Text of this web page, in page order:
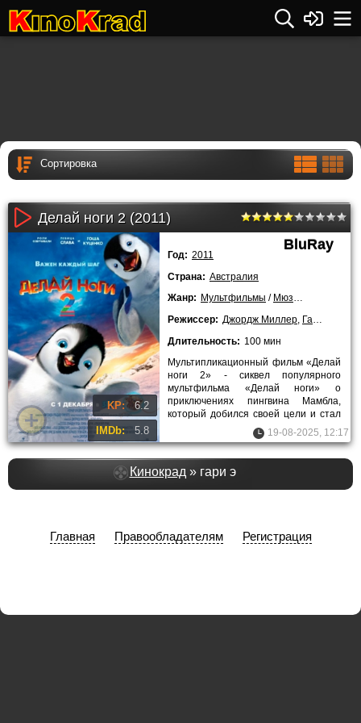
Делай ноги 2 (2011)
KP: 6.2
IMDb: 5.8
BluRay
Год: 2011
Страна: Австралия
Жанр: Мультфильмы / Мюзиклы
Режиссер: Джордж Миллер, Гари Э
Длительность: 100 мин
Мультипликационный фильм «Делай
ноги 2» - сиквел популярного
мультфильма «Делай ноги» о
приключениях пингвина Мамбла,
который добился своей цели и стал
танцором. В этом фильме Мамбл
успел
19-08-2025, 12:17
Кинокрад » гари э
Главная Правообладателям Регистрация